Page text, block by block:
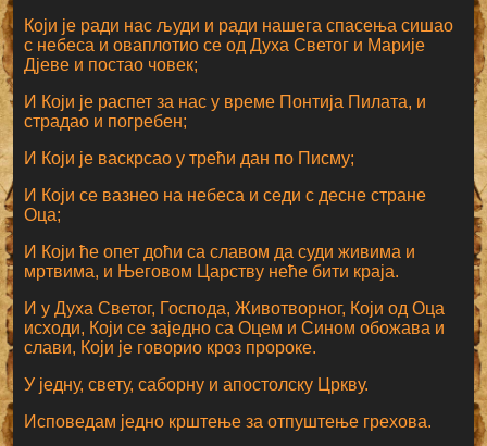
Који је ради нас људи и ради нашега спасења сишао
с небеса и оваплотио се од Духа Светог и Марије
Дјеве и постао човек;
И Који је распет за нас у време Понтија Пилата, и
страдао и погребен;
И Који је васкрсао у трећи дан по Писму;
И Који се вазнео на небеса и седи с десне стране
Оца;
И Који ће опет доћи са славом да суди живима и
мртвима, и Његовом Царству неће бити краја.
И у Духа Светог, Господа, Животворног, Који од Оца
исходи, Који се заједно са Оцем и Сином обожава и
слави, Који је говорио кроз пророке.
У једну, свету, саборну и апостолску Цркву.
Исповедам једно крштење за отпуштење грехова.